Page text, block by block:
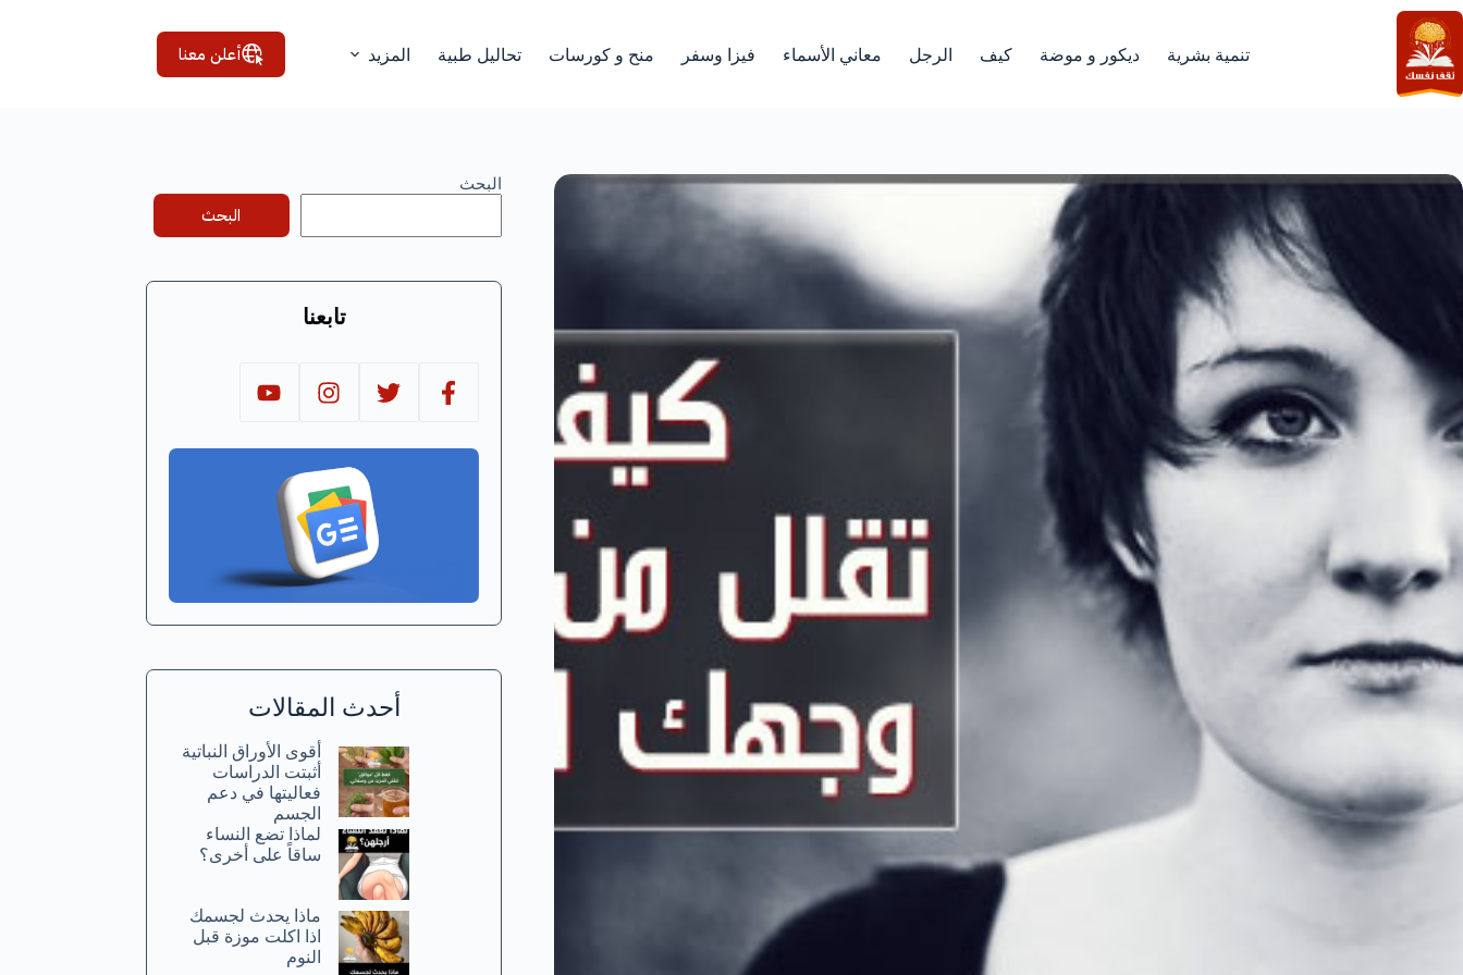
التجاوز
إلى
المحتوى
تنمية بشرية ديكور و موضة كيف الرجل معاني الأسماء فيزا وسفر منح و كورسات تحاليل طبية المزيد أعلن معنا
البحث
البحث
تابعنا
أحدث المقالات
أقوى الأوراق النباتية
أثبتت الدراسات
فعاليتها في دعم
الجسم
لماذا تضع النساء
ساقاً على أخرى؟
ماذا يحدث لجسمك
اذا اكلت موزة قبل
النوم